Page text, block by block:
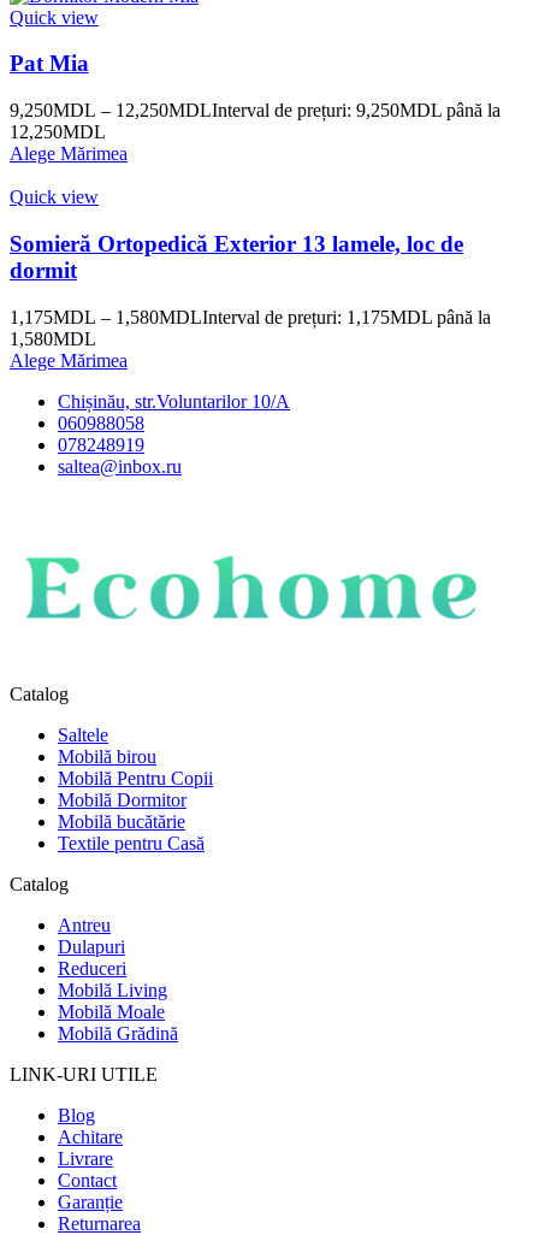
Quick view
Pat Mia
9,250MDL – 12,250MDLInterval de prețuri: 9,250MDL până la
12,250MDL
Alege Mărimea
Quick view
Somieră Ortopedică Exterior 13 lamele, loc de
dormit
1,175MDL – 1,580MDLInterval de prețuri: 1,175MDL până la
1,580MDL
Alege Mărimea
Chișinău, str.Voluntarilor 10/A
060988058
078248919
saltea@inbox.ru
Catalog
Saltele
Mobilă birou
Mobilă Pentru Copii
Mobilă Dormitor
Mobilă bucătărie
Textile pentru Casă
Catalog
Antreu
Dulapuri
Reduceri
Mobilă Living
Mobilă Moale
Mobilă Grădină
LINK-URI UTILE
Blog
Achitare
Livrare
Contact
Garanție
Returnarea